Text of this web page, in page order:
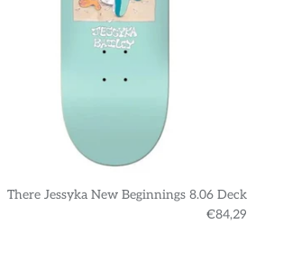
There Jessyka New Beginnings 8.06 Deck
€84,29